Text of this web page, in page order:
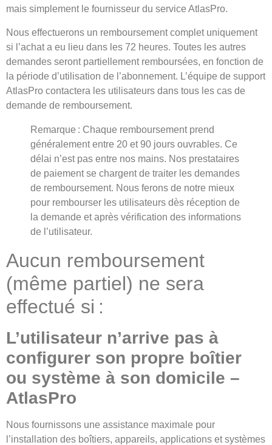
mais simplement le fournisseur du service AtlasPro.
Nous effectuerons un remboursement complet uniquement
si l’achat a eu lieu dans les 72 heures. Toutes les autres
demandes seront partiellement remboursées, en fonction de
la période d’utilisation de l’abonnement. L’équipe de support
AtlasPro contactera les utilisateurs dans tous les cas de
demande de remboursement.
Remarque : Chaque remboursement prend
généralement entre 20 et 90 jours ouvrables. Ce
délai n’est pas entre nos mains. Nos prestataires
de paiement se chargent de traiter les demandes
de remboursement. Nous ferons de notre mieux
pour rembourser les utilisateurs dès réception de
la demande et après vérification des informations
de l’utilisateur.
Aucun remboursement
(même partiel) ne sera
effectué si :
L’utilisateur n’arrive pas à
configurer son propre boîtier
ou système à son domicile –
AtlasPro
Nous fournissons une assistance maximale pour
l’installation des boîtiers, appareils, applications et systèmes